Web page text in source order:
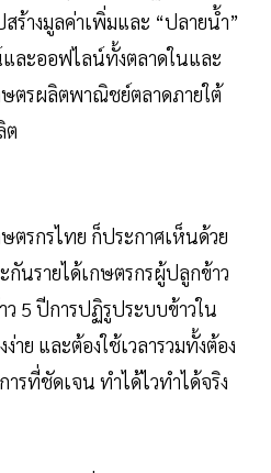
สร้างมูลค่าเพิ่มและ “ปลายน้ำ”
ละออฟไลน์ทั้งตลาดในและ
ษตรผลิตพาณิชย์ตลาดภายใต้
ต
ตรกรไทย ก็ประกาศเห็นด้วย
นรายได้เกษตรกรผู้ปลูกข้าว
5 ปีการปฏิรูประบบข้าวใน
าย และต้องใช้เวลารวมทั้งต้อง
รที่ชัดเจน ทำได้ไวทำได้จริง